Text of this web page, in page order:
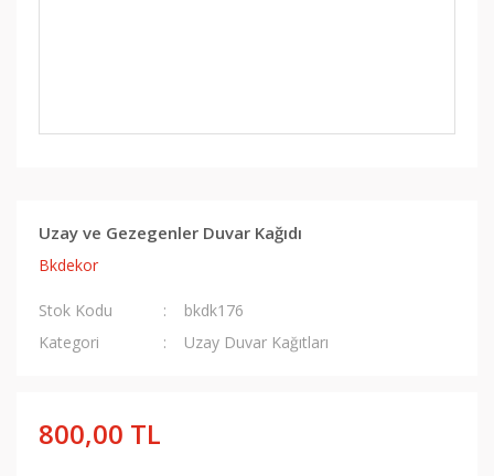
Uzay ve Gezegenler Duvar Kağıdı
Bkdekor
Stok Kodu
bkdk176
Kategori
Uzay Duvar Kağıtları
800,00 TL